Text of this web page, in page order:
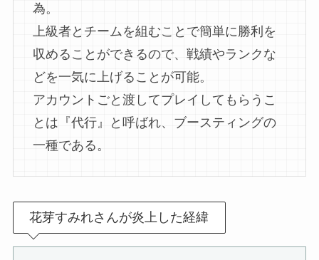
為。
上級者とチームを組むことで簡単に勝利を
収めることができるので、戦績やランクな
どを一気に上げることが可能。
アカウントごと渡してプレイしてもらうこ
とは『代行』と呼ばれ、ブースティングの
一種である。
花芽すみれさんが炎上した経緯